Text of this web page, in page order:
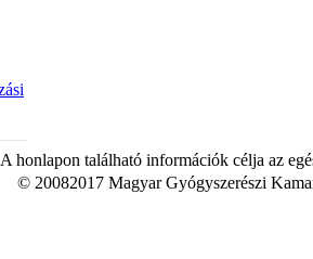
A honlapon található információk célja az
© 20082017 Magyar Gyógyszerészi